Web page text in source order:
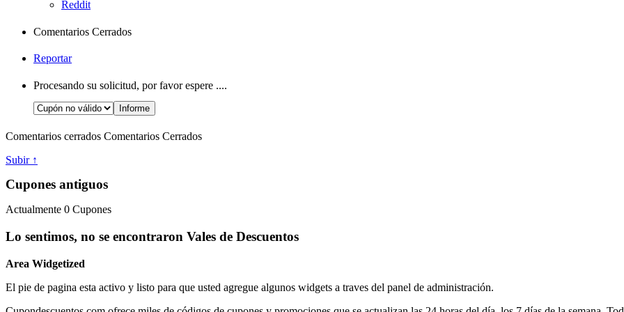
Reddit
Comentarios Cerrados
Reportar
Procesando su solicitud, por favor espere ....
Comentarios cerrados Comentarios Cerrados
Subir ↑
Cupones antiguos
Actualmente 0 Cupones
Lo sentimos, no se encontraron Vales de Descuentos
Area Widgetized
El pie de pagina esta activo y listo para que usted agregue algunos widgets a traves del panel de administración.